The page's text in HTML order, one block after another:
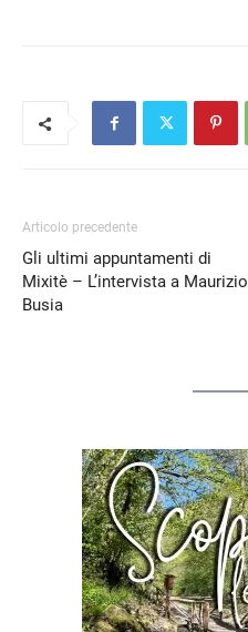
Articolo precedente
Gli ultimi appuntamenti di
Mixitè – L’intervista a Maurizio
Busia